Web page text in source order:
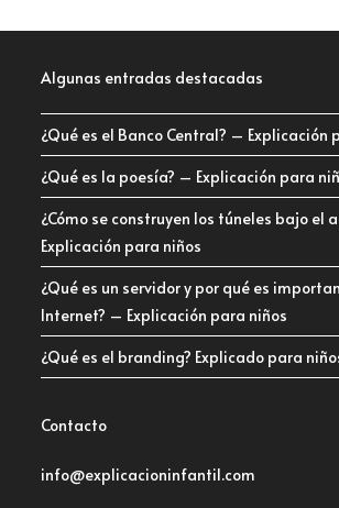
Algunas entradas destacadas
¿Qué es el Banco Central? – Explicación
¿Qué es la poesía? – Explicación para
¿Cómo se construyen los túneles bajo el
Explicación para niños
¿Qué es un servidor y por qué es
Internet? – Explicación para niños
¿Qué es el branding? Explicado para
Contacto
info@explicacioninfantil.com